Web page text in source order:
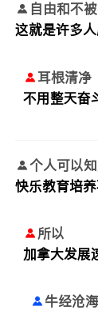
自由和不
这就是许多
耳根清净
不用整天奋
个人可以
快乐教育培
所以
加拿大发展
牛经沧